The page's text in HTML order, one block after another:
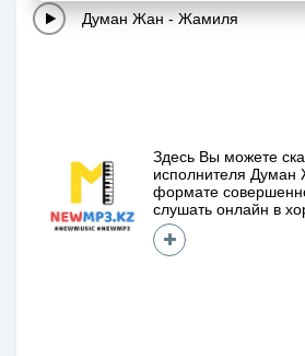
Думан Жан - Жамиля
Здесь Вы можете
исполнителя Думан
формате
слушать онлайн в